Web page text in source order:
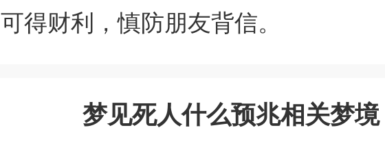
可得财利，慎防朋友背信。
梦见死人什么预兆相关梦境